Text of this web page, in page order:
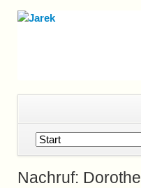
Navigation
überspringen
Nachruf: